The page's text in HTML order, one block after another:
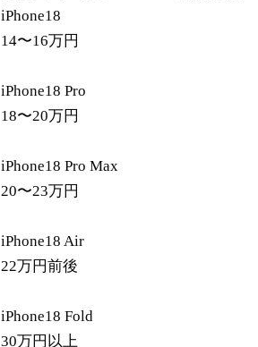
iPhone18
14〜16万円
iPhone18 Pro
18〜20万円
iPhone18 Pro Max
20〜23万円
iPhone18 Air
22万円前後
iPhone18 Fold
30万円以上